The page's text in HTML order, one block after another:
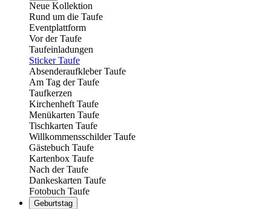
Neue Kollektion
Rund um die Taufe
Eventplattform
Vor der Taufe
Taufeinladungen
Sticker Taufe
Absenderaufkleber Taufe
Am Tag der Taufe
Taufkerzen
Kirchenheft Taufe
Menükarten Taufe
Tischkarten Taufe
Willkommensschilder Taufe
Gästebuch Taufe
Kartenbox Taufe
Nach der Taufe
Dankeskarten Taufe
Fotobuch Taufe
Geburtstag